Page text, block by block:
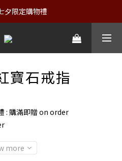
夕限定購物禮
寶石戒指
: 購滿即贈 on order
more